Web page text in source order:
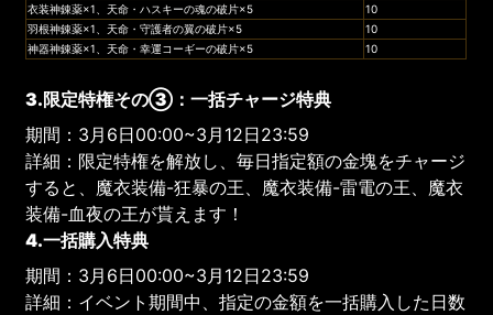
衣装神錬薬×1、天命・ハスキーの魂の破片×5
10
羽根神錬薬×1、天命・守護者の翼の破片×5
10
神器神錬薬×1、天命・幸運コーギーの破片×5
10
3.限定特権その③：一括チャージ特典
期間：3月6日00:00~3月12日23:59
詳細：限定特権を解放し、毎日指定額の金塊をチャージ
すると、魔衣装備-狂暴の王、魔衣装備-雷電の王、魔衣
装備-血夜の王が貰えます！
4.一括購入特典
期間：3月6日00:00~3月12日23:59
詳細：イベント期間中、指定の金額を一括購入した日数